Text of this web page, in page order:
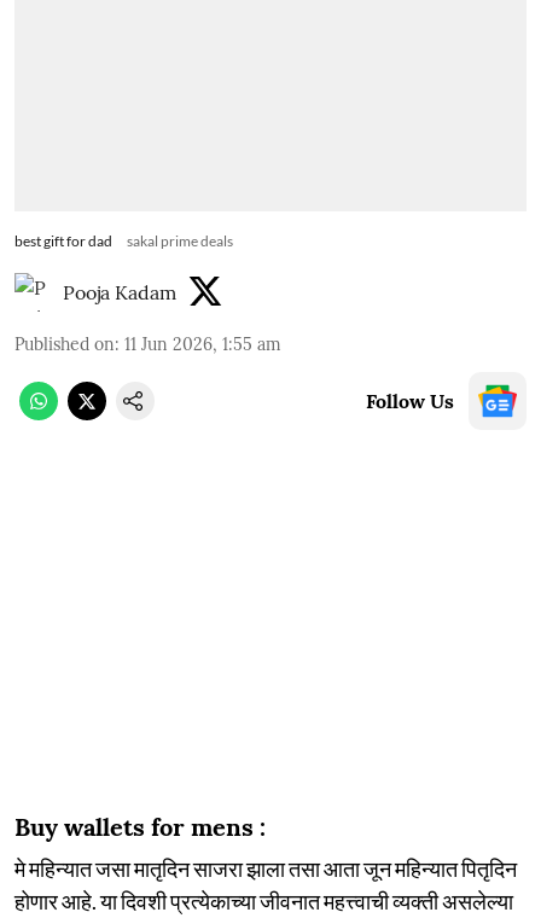
best gift for dad sakal prime deals
Pooja Kadam
Published on: 11 Jun 2026, 1:55 am
Follow Us
Buy wallets for mens :
मे महिन्यात जसा मातृदिन साजरा झाला तसा आता जून महिन्यात पितृदिन
होणार आहे. या दिवशी प्रत्येकाच्या जीवनात महत्त्वाची व्यक्ती असलेल्या